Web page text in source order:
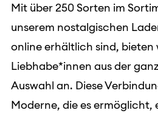
Mit über 250 Sorten im
unserem nostalgischen
online erhältlich sind, bieten
Liebhabe*innen aus der
Auswahl an. Diese
Moderne, die es ermöglicht,